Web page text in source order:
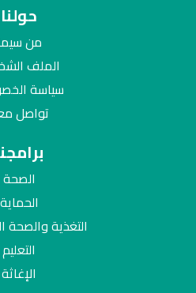
حولنا
من
الملف
سياسة
تواصل
الصحة
الحماية
التغذية والصحة
التعليم
الإغاثة